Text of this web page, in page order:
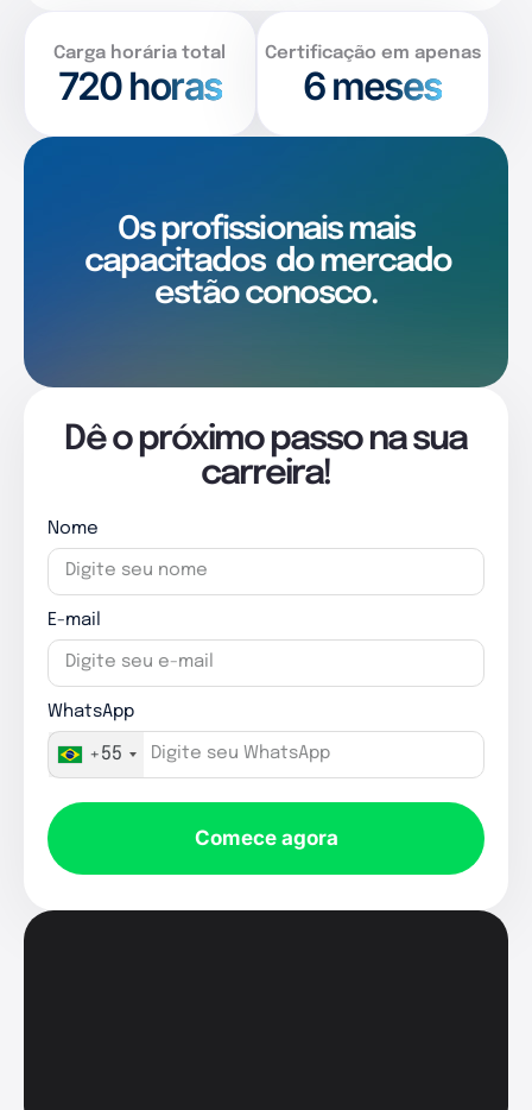
Carga horária total
720horas
Certificação em apenas
6 meses
Os profissionais mais
capacitados do mercado
estão conosco.
Dê o próximo passo na sua
carreira!
Nome
E-mail
WhatsApp
+55
Comece agora